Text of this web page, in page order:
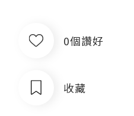
0個讚好
收藏